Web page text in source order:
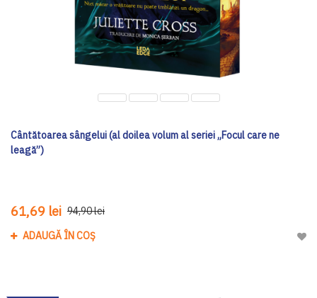
Cântătoarea sângelui (al doilea volum al seriei „Focul care ne
leagă”)
61,69 lei 94,90 lei
ADAUGĂ ÎN COȘ